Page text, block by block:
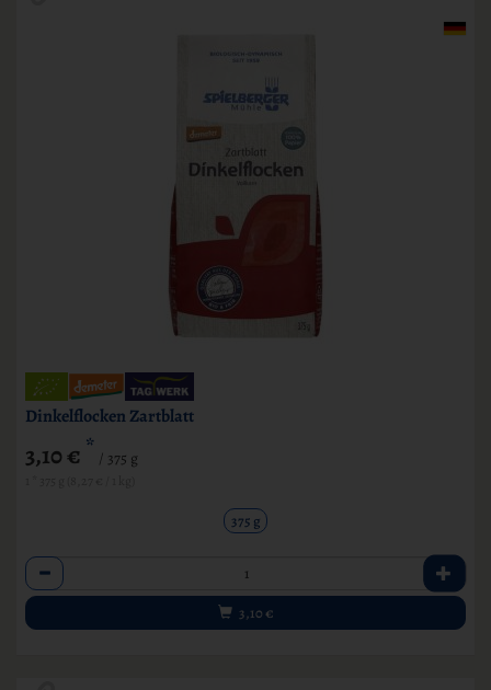
Dinkelflocken Zartblatt
3,10 € * / 375 g
375 g
Anzahl
3,10 €